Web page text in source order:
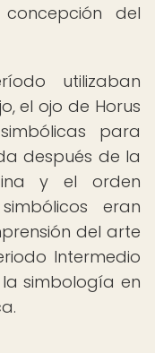
del
utilizaban
el ojo de Horus
para
después de la
y el orden
eran
del arte
Intermedio
simbología en